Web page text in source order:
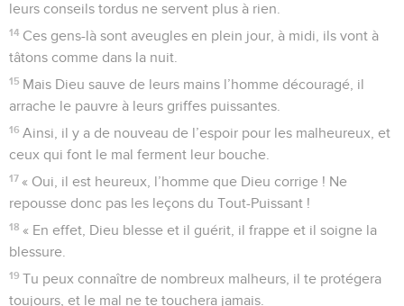
leurs conseils tordus ne servent plus à rien.
14 Ces gens-là sont aveugles en plein jour, à midi, ils vont à
tâtons comme dans la nuit.
15 Mais Dieu sauve de leurs mains l’homme découragé, il
arrache le pauvre à leurs griffes puissantes.
16 Ainsi, il y a de nouveau de l’espoir pour les malheureux, et
ceux qui font le mal ferment leur bouche.
17 « Oui, il est heureux, l’homme que Dieu corrige ! Ne
repousse donc pas les leçons du Tout-Puissant !
18 « En effet, Dieu blesse et il guérit, il frappe et il soigne la
blessure.
19 Tu peux connaître de nombreux malheurs, il te protégera
toujours, et le mal ne te touchera jamais.